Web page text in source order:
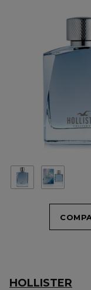
HOLLISTER